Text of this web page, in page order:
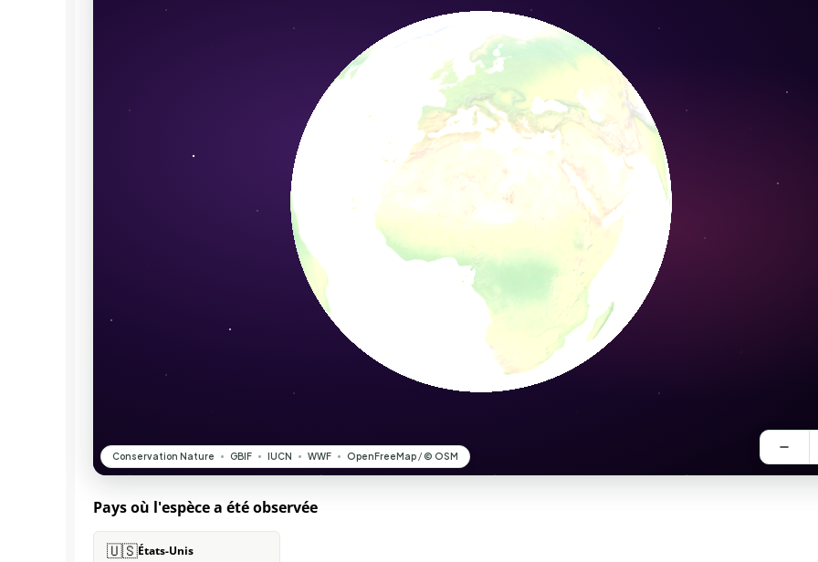
Pays où l'espèce a été observée
🇺🇸États-Unis